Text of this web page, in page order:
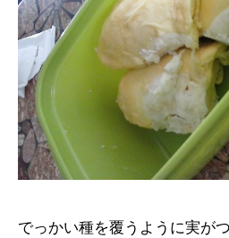
でっかい種を覆うように実が